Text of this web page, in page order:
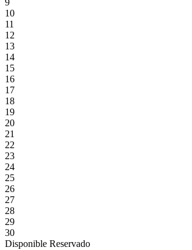
9
10
11
12
13
14
15
16
17
18
19
20
21
22
23
24
25
26
27
28
29
30
Disponible Reservado